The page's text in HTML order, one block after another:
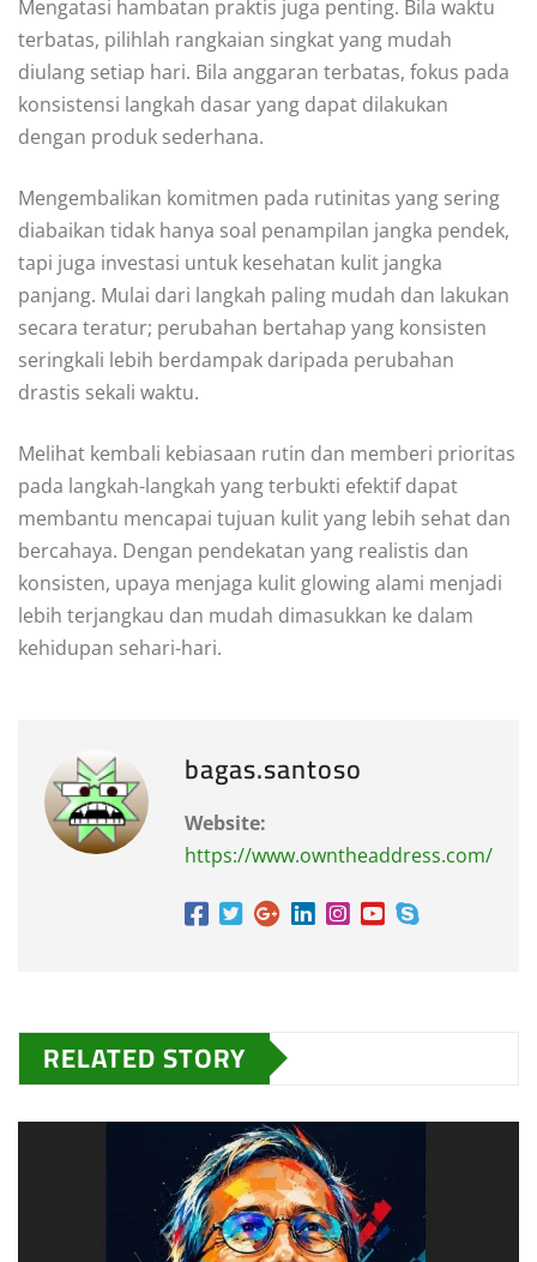
Mengatasi hambatan praktis juga penting. Bila waktu
terbatas, pilihlah rangkaian singkat yang mudah
diulang setiap hari. Bila anggaran terbatas, fokus pada
konsistensi langkah dasar yang dapat dilakukan
dengan produk sederhana.
Mengembalikan komitmen pada rutinitas yang sering
diabaikan tidak hanya soal penampilan jangka pendek,
tapi juga investasi untuk kesehatan kulit jangka
panjang. Mulai dari langkah paling mudah dan lakukan
secara teratur; perubahan bertahap yang konsisten
seringkali lebih berdampak daripada perubahan
drastis sekali waktu.
Melihat kembali kebiasaan rutin dan memberi prioritas
pada langkah-langkah yang terbukti efektif dapat
membantu mencapai tujuan kulit yang lebih sehat dan
bercahaya. Dengan pendekatan yang realistis dan
konsisten, upaya menjaga kulit glowing alami menjadi
lebih terjangkau dan mudah dimasukkan ke dalam
kehidupan sehari-hari.
bagas.santoso
Website:
https://www.owntheaddress.com/
RELATED STORY